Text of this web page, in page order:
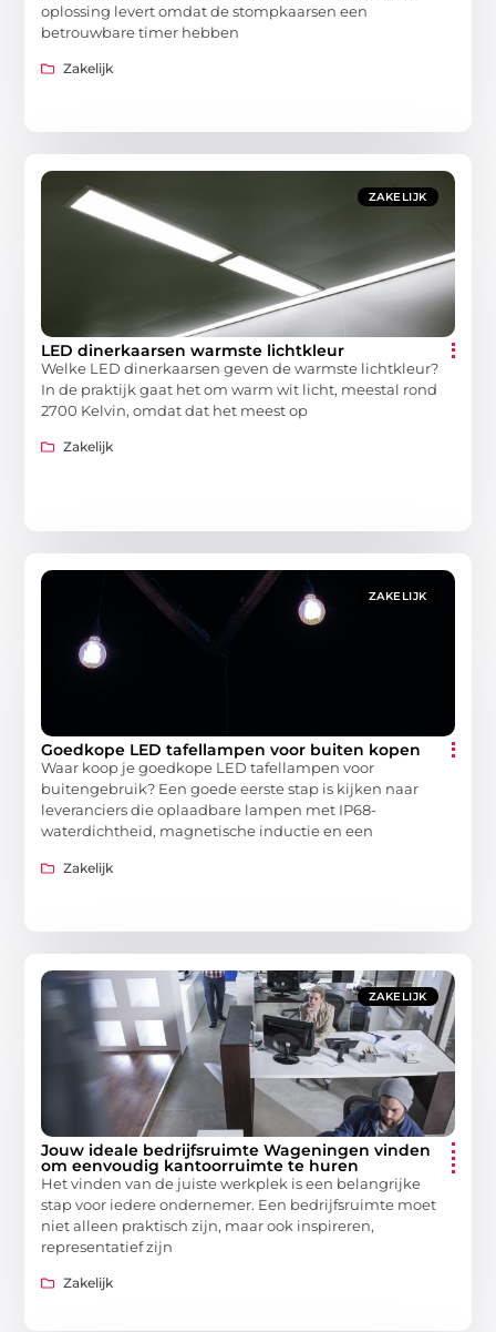
oplossing levert omdat de stompkaarsen een
betrouwbare timer hebben
Zakelijk
ZAKELIJK
LED dinerkaarsen warmste lichtkleur
Welke LED dinerkaarsen geven de warmste lichtkleur?
In de praktijk gaat het om warm wit licht, meestal rond
2700 Kelvin, omdat dat het meest op
Zakelijk
ZAKELIJK
Goedkope LED tafellampen voor buiten kopen
Waar koop je goedkope LED tafellampen voor
buitengebruik? Een goede eerste stap is kijken naar
leveranciers die oplaadbare lampen met IP68-
waterdichtheid, magnetische inductie en een
Zakelijk
ZAKELIJK
Jouw ideale bedrijfsruimte Wageningen vinden
om eenvoudig kantoorruimte te huren
Het vinden van de juiste werkplek is een belangrijke
stap voor iedere ondernemer. Een bedrijfsruimte moet
niet alleen praktisch zijn, maar ook inspireren,
representatief zijn
Zakelijk